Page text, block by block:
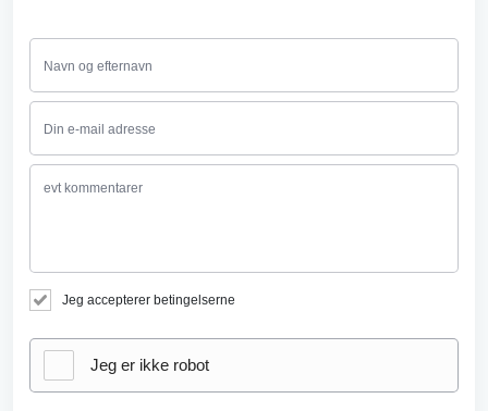
Jeg accepterer betingelserne
Jeg er ikke robot